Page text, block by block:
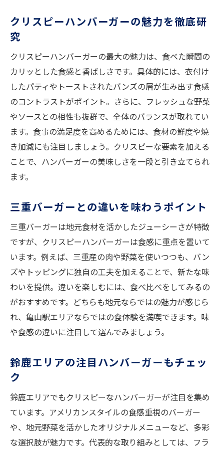
クリスピーハンバーガーの魅力を徹底研
究
クリスピーハンバーガーの最大の魅力は、食べた瞬間の
カリッとした食感と香ばしさです。具体的には、衣付け
したパティやトーストされたバンズの層が生み出す食感
のコントラストがポイント。さらに、フレッシュな野菜
やソースとの相性も抜群で、全体のバランスが取れてい
ます。食事の満足度を高めるためには、食材の鮮度や焼
き加減にも注目しましょう。クリスピーな要素を加える
ことで、ハンバーガーの美味しさを一段と引き立てられ
ます。
三重バーガーとの違いを味わうポイント
三重バーガーは地元食材を活かしたジューシーさが特徴
ですが、クリスピーハンバーガーは食感に重点を置いて
います。例えば、三重産の肉や野菜を使いつつも、バン
ズやトッピングに独自の工夫を加えることで、新たな味
わいを提供。違いを楽しむには、食べ比べをしてみるの
がおすすめです。どちらも地元ならではの魅力が感じら
れ、亀山駅エリアならではの食体験を満喫できます。味
や食感の違いに注目して選んでみましょう。
鈴鹿エリアの注目ハンバーガーもチェッ
ク
鈴鹿エリアでもクリスピーなハンバーガーが注目を集め
ています。アメリカンスタイルの食感重視のバーガー
や、地元野菜を活かしたオリジナルメニューなど、多彩
な選択肢が魅力です。代表的な取り組みとしては、フラ